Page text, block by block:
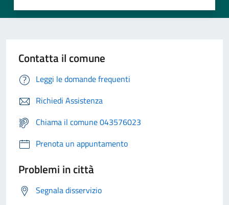
Contatta il comune
Leggi le domande frequenti
Richiedi Assistenza
Chiama il comune 043576023
Prenota un appuntamento
Problemi in città
Segnala disservizio